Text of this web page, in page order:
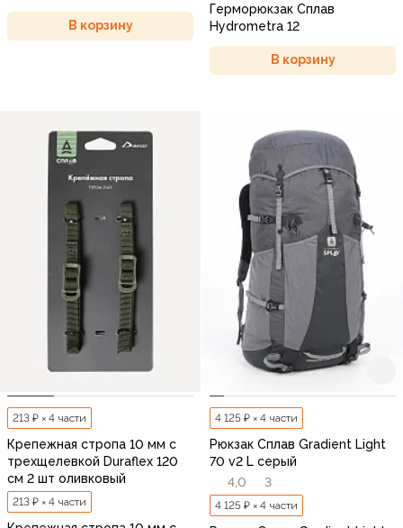
В корзину
Герморюкзак Сплав
Hydrometra 12
В корзину
213 ₽ × 4 части
Крепежная стропа 10 мм с
трехщелевкой Duraflex 120
см 2 шт оливковый
213 ₽ × 4 части
4 125 ₽ × 4 части
Рюкзак Сплав Gradient Light
70 v2 L серый
4,0
3
4 125 ₽ × 4 части